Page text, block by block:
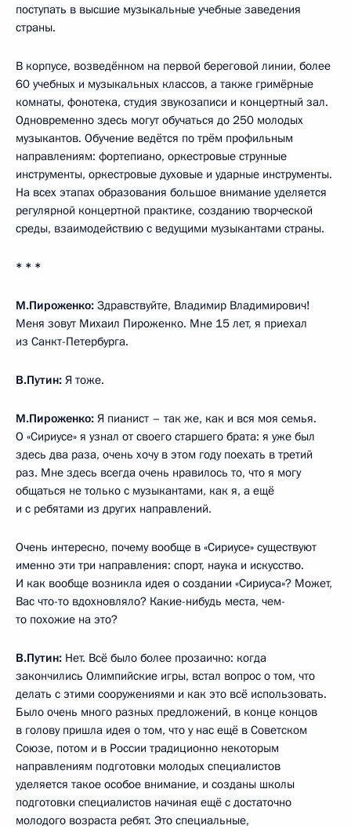
поступать в высшие музыкальные учебные заведения
страны.
В корпусе, возведённом на первой береговой линии, более
60 учебных и музыкальных классов, а также гримёрные
комнаты, фонотека, студия звукозаписи и концертный зал.
Одновременно здесь могут обучаться до 250 молодых
музыкантов. Обучение ведётся по трём профильным
направлениям: фортепиано, оркестровые струнные
инструменты, оркестровые духовые и ударные инструменты.
На всех этапах образования большое внимание уделяется
регулярной концертной практике, созданию творческой
среды, взаимодействию с ведущими музыкантами страны.
* * *
М.Пироженко: Здравствуйте, Владимир Владимирович!
Меня зовут Михаил Пироженко. Мне 15 лет, я приехал
из Санкт-Петербурга.
В.Путин: Я тоже.
М.Пироженко: Я пианист – так же, как и вся моя семья.
О «Сириусе» я узнал от своего старшего брата: я уже был
здесь два раза, очень хочу в этом году поехать в третий
раз. Мне здесь всегда очень нравилось то, что я могу
общаться не только с музыкантами, как я, а ещё
и с ребятами из других направлений.
Очень интересно, почему вообще в «Сириусе» существуют
именно эти три направления: спорт, наука и искусство.
И как вообще возникла идея о создании «Сириуса»? Может,
Вас что-то вдохновляло? Какие-нибудь места, чем-
то похожие на это?
В.Путин: Нет. Всё было более прозаично: когда
закончились Олимпийские игры, встал вопрос о том, что
делать с этими сооружениями и как это всё использовать.
Было очень много разных предложений, в конце концов
в голову пришла идея о том, что у нас ещё в Советском
Союзе, потом и в России традиционно некоторым
направлениям подготовки молодых специалистов
уделяется такое особое внимание, и созданы школы
подготовки специалистов начиная ещё с достаточно
молодого возраста ребят. Это специальные,